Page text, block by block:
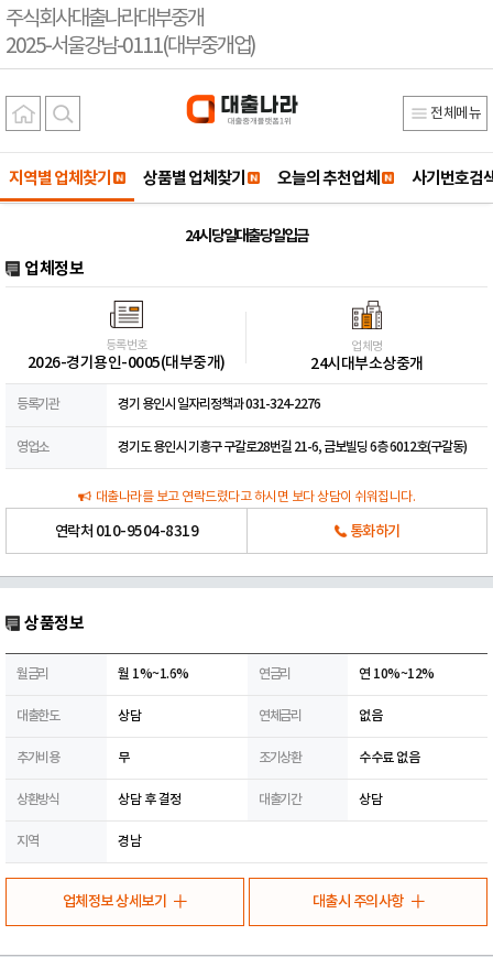
주식회사대출나라대부중개
2025-서울강남-0111(대부중개업)
전체메뉴
지역별 업체찾기 상품별 업체찾기 오늘의 추천업체 사기번호검
24시 당일대출당일입금
업체정보
등록번호
2026-경기용인-0005(대부중개)
업체명
24시대부소상중개
등록기관 경기 용인시 일자리정책과 031-324-2276
영업소 경기도 용인시 기흥구 구갈로28번길 21-6, 금보빌딩 6층 6012호(구갈동)
대출나라를 보고 연락드렸다고 하시면 보다 상담이 쉬워집니다.
연락처 010-9504-8319 통화하기
상품정보
월금리 월 1%~1.6% 연금리 연 10%~12%
대출한도 상담 연체금리 없음
추가비용 무 조기상환 수수료 없음
상환방식 상담 후 결정 대출기간 상담
지역 경남
업체정보 상세보기 대출시 주의사항